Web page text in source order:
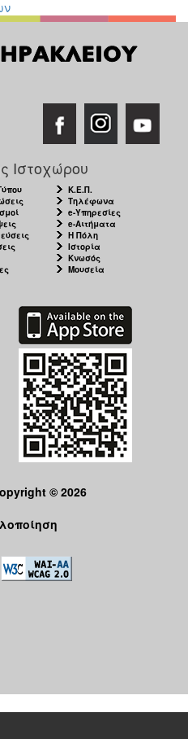
Ιστοχώρου
Κ.Ε.Π.
Τηλέφωνα
e-Υπηρεσίες
e-Αιτήματα
Η Πόλη
Ιστορία
Κνωσός
Μουσεία
© 2026